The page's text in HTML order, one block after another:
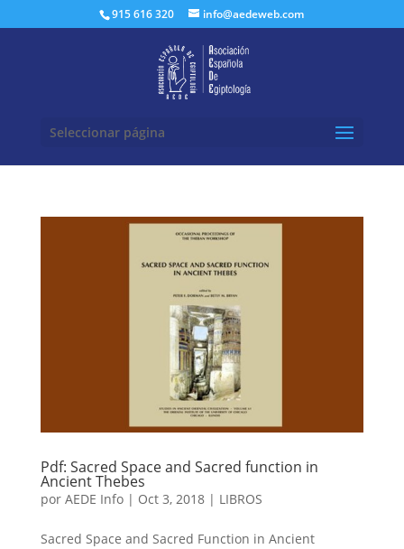
915 616 320 info@aedeweb.com
Seleccionar página
Pdf: Sacred Space and Sacred function in
Ancient Thebes
por AEDE Info| Oct 3, 2018| LIBROS
Sacred Space and Sacred Function in Ancient